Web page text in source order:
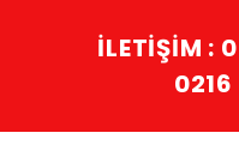
İLETİŞİM :